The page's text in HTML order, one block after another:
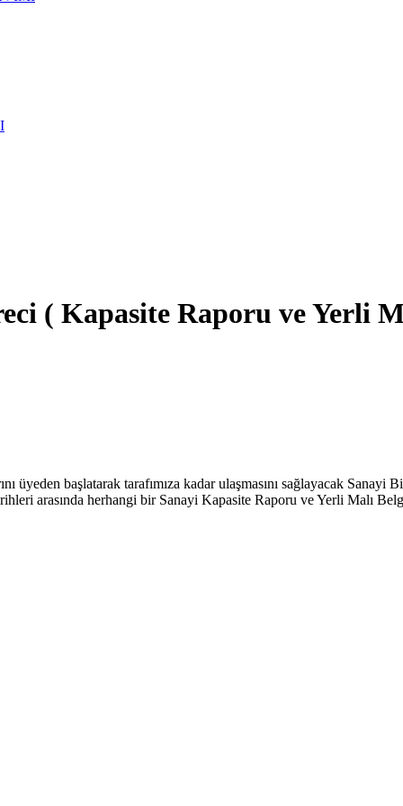
( Kapasite Raporu ve Yerli
üyeden başlatarak tarafımıza kadar ulaşmasını sağlayacak
arasında herhangi bir Sanayi Kapasite Raporu ve Yerli Malı